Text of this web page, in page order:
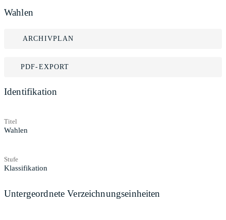
Wahlen
ARCHIVPLAN
PDF-EXPORT
Identifikation
Titel
Wahlen
Stufe
Klassifikation
Untergeordnete Verzeichnungseinheiten